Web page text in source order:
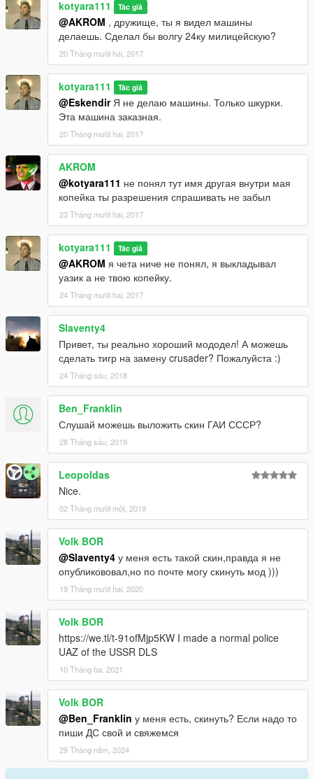
kotyara111 Tác giả
@AKROM , дружище, ты я видел машины
делаешь. Сделал бы волгу 24ку милицейскую?
20 Tháng mười hai, 2017
kotyara111 Tác giả
@EskendirЯ не делаю машины. Только шкурки.
Эта машина заказная.
20 Tháng mười hai, 2017
AKROM
@kotyara111 не понял тут имя другая внутри мая
копейка ты разрешения спрашивать не забыл
23 Tháng mười hai, 2017
kotyara111 Tác giả
@AKROM я чета ниче не понял, я выкладывал
уазик а не твою копейку.
24 Tháng mười hai, 2017
Slaventy4
Привет, ты реально хороший мододел! А можешь
сделать тигр на замену crusader? Пожалуйста :)
24 Tháng sáu, 2018
Ben_Franklin
Слушай можешь выложить скин ГАИ СССР?
28 Tháng sáu, 2019
Leopoldas
Nice.
02 Tháng mười một, 2019
Volk BOR
@Slaventy4 у меня есть такой скин,правда я не
опубликововал,но по почте могу скинуть мод )))
19 Tháng mười hai, 2020
Volk BOR
https://we.tl/t-91ofMjp5KW I made a normal police
UAZ of the USSR DLS
10 Tháng ba, 2021
Volk BOR
@Ben_Franklin у меня есть, скинуть? Если надо то
пиши ДС свой и свяжемся
29 Tháng năm, 2024